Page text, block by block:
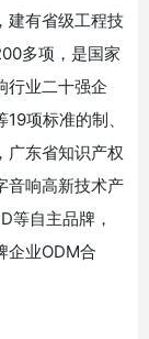
建有省级工程技
多项，是国家
行业二十强企
项标准的制、
广东省知识产权
音响高新技术产
等自主品牌，
企业ODM合